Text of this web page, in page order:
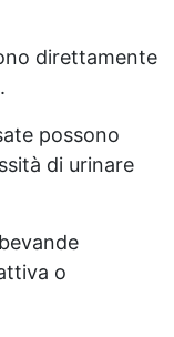
direttamente
possono
di urinare
o